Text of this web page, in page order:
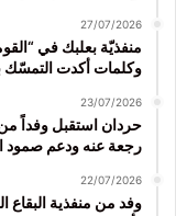
27/07/2026
منفذيّة بعلبك في
وكلمات أكدت التمسّك
23/07/2026
حردان استقبل وفداً من
رجعة عنه ودعم صمود
22/07/2026
وفد من منفذية البقاع